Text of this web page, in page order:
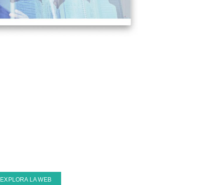
EXPLORA LA WEB